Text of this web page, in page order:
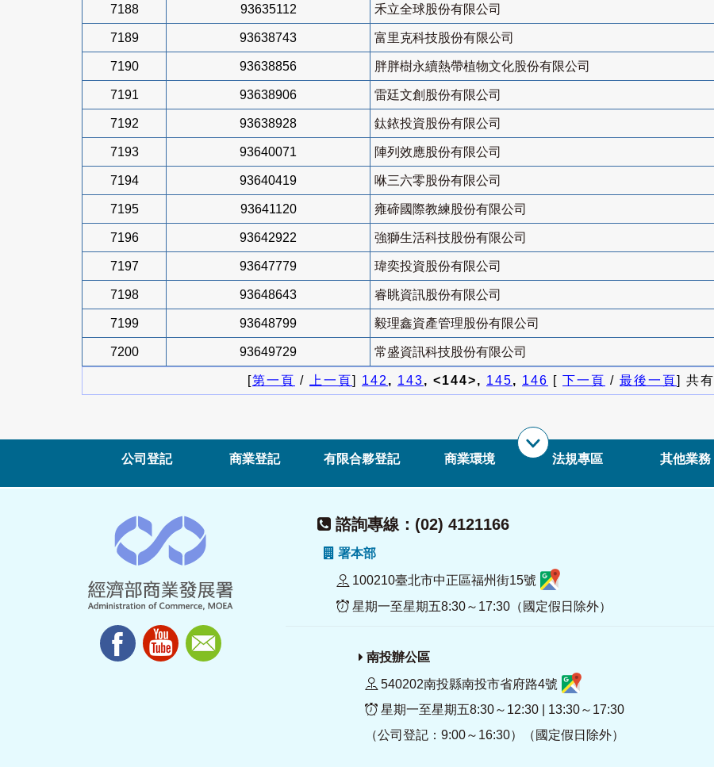
7188 93635112 禾立全球股份有限公司
7189 93638743 富里克科技股份有限公司
7190 93638856 胖胖樹永續熱帶植物文化股份有限公司
7191 93638906 雷廷文創股份有限公司
7192 93638928 鈦銥投資股份有限公司
7193 93640071 陣列效應股份有限公司
7194 93640419 咻三六零股份有限公司
7195 93641120 雍碲國際教練股份有限公司
7196 93642922 強獅生活科技股份有限公司
7197 93647779 瑋奕投資股份有限公司
7198 93648643 睿眺資訊股份有限公司
7199 93648799 毅理鑫資產管理股份有限公司
7200 93649729 常盛資訊科技股份有限公司
[第一頁 / 上一頁] 142, 143, <144>, 145, 146 [ 下一頁 / 最後一頁] 共有
公司登記 商業登記 有限合夥登記 商業環境 法規專區 其他業務
諮詢專線：(02) 4121166
署本部
100210臺北市中正區福州街15號
星期一至星期五8:30～17:30（國定假日除外）
南投辦公區
540202南投縣南投市省府路4號
星期一至星期五8:30～12:30 | 13:30～17:30
（公司登記：9:00～16:30）（國定假日除外）